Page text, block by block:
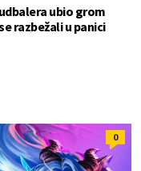
ubio grom
razbežali u panici
0